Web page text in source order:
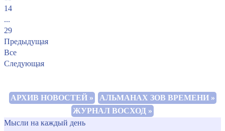
14
...
29
Предыдущая
Все
Следующая
АРХИВ НОВОСТЕЙ »
АЛЬМАНАХ ЗОВ ВРЕМЕНИ »
ЖУРНАЛ ВОСХОД »
Мысли на каждый день